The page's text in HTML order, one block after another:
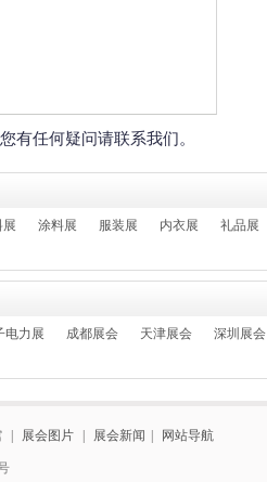
有任何疑问请联系我们。
展 涂料展 服装展 内衣展 礼品展
电力展 成都展会 天津展会 深圳展会
展会图片 展会新闻 网站导航